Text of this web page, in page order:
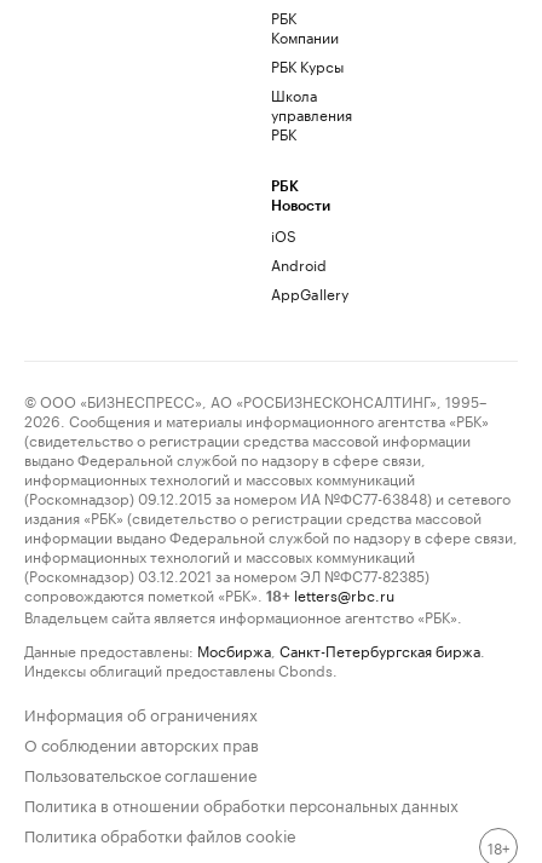
РБК
Компании
РБК Курсы
Школа
управления
РБК
РБК
Новости
iOS
Android
AppGallery
© ООО «БИЗНЕСПРЕСС», АО «РОСБИЗНЕСКОНСАЛТИНГ», 1995–
2026. Сообщения и материалы информационного агентства «РБК»
(свидетельство о регистрации средства массовой информации
выдано Федеральной службой по надзору в сфере связи,
информационных технологий и массовых коммуникаций
(Роскомнадзор) 09.12.2015 за номером ИА №ФС77-63848) и сетевого
издания «РБК» (свидетельство о регистрации средства массовой
информации выдано Федеральной службой по надзору в сфере связи,
информационных технологий и массовых коммуникаций
(Роскомнадзор) 03.12.2021 за номером ЭЛ №ФС77-82385)
сопровождаются пометкой «РБК».
18+ letters@rbc.ru
Владельцем сайта является информационное агентство «РБК».
Данные предоставлены: Мосбиржа Санкт-Петербургская биржа
Индексы облигаций предоставлены Cbonds.
Информация об ограничениях
О соблюдении авторских прав
Пользовательское соглашение
Политика в отношении обработки персональных данных
Политика обработки файлов cookie
18+